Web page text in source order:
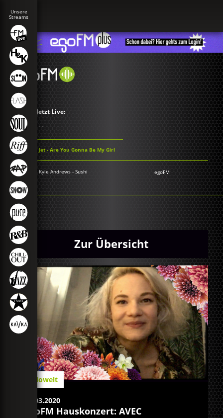
Jetzt Live:
...
Jet - Are You Gonna Be My Girl
Kyle Andrews - Sushi egoFM
Zur Übersicht
Radiowelt
25.03.2020
egoFM Hauskonzert: AVEC